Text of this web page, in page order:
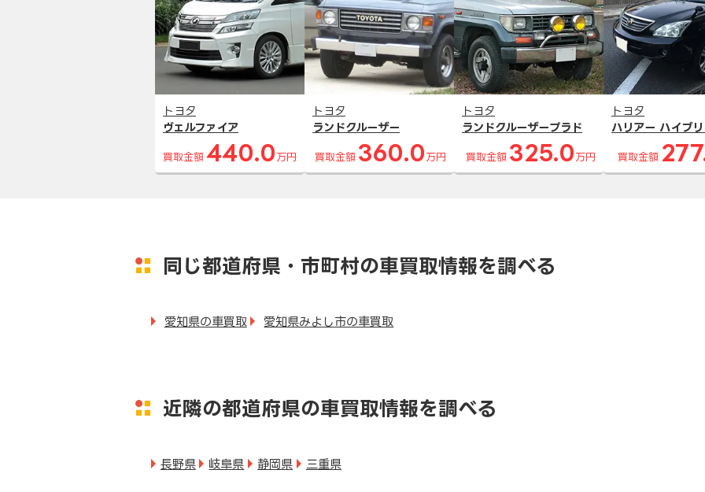
トヨタ
ヴェルファイア
買取金額 440.0 万円
トヨタ
ランドクルーザー
買取金額 360.0 万円
トヨタ
ランドクルーザープラド
買取金額 325.0 万円
トヨタ
ハリアー ハイブ
買取金額
同じ都道府県・市町村の車買取情報を調べる
愛知県の車買取 愛知県みよし市の車買取
近隣の都道府県の車買取情報を調べる
長野県 岐阜県 静岡県 三重県